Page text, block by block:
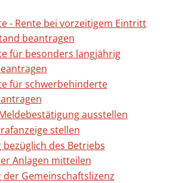
- Rente bei vorzeitigem Eintritt
beantragen
für besonders langjährig
für schwerbehinderte
ausstellen
stellen
des Betriebs
Anlagen mitteilen
Gemeinschaftslizenz